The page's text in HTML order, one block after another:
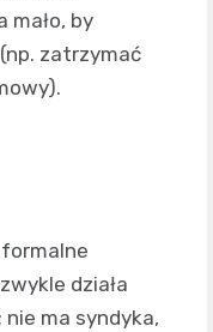
by
zatrzymać
formalne
działa
nie ma syndyka,